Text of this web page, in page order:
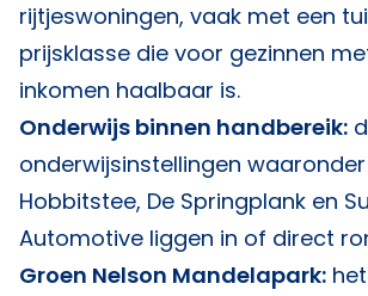
rijtjeswoningen, vaak met een
prijsklasse die voor gezinnen
inkomen haalbaar is.
Onderwijs binnen handbereik:
onderwijsinstellingen waaronder
Hobbitstee, De Springplank en
Automotive liggen in of direct
Groen Nelson Mandelapark: